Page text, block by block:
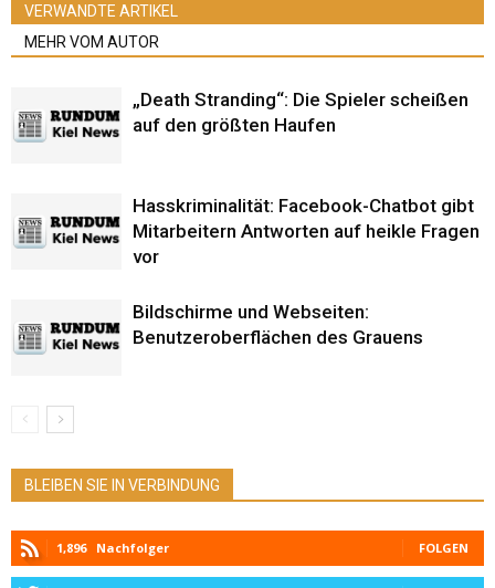
VERWANDTE ARTIKEL
MEHR VOM AUTOR
„Death Stranding“: Die Spieler scheißen
auf den größten Haufen
Hasskriminalität: Facebook-Chatbot gibt
Mitarbeitern Antworten auf heikle Fragen
vor
Bildschirme und Webseiten:
Benutzeroberflächen des Grauens
BLEIBEN SIE IN VERBINDUNG
1,896 Nachfolger FOLGEN